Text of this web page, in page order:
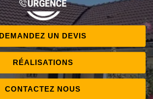
DEMANDEZ UN DEVIS
RÉALISATIONS
CONTACTEZ NOUS